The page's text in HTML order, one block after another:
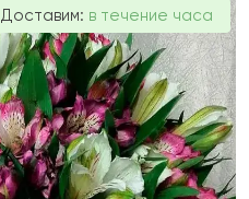
Доставим: в течение часа